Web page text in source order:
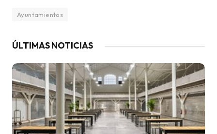
Ayuntamientos
ÚLTIMAS NOTICIAS